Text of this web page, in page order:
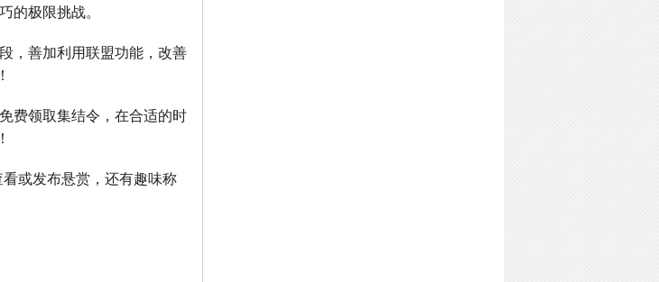
的极限挑战。
，善加利用联盟功能，改善
费领取集结令，在合适的时
或发布悬赏，还有趣味称